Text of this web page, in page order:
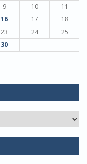
9 10
11
16 17
18
23 24
25
30